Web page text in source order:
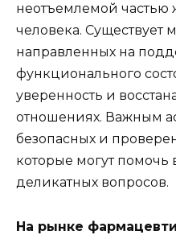
неотъемлемой частью
человека. Существует
направленных на
функционального
уверенность и
отношениях. Важным
безопасных и
которые могут
деликатных вопросов.
На рынке